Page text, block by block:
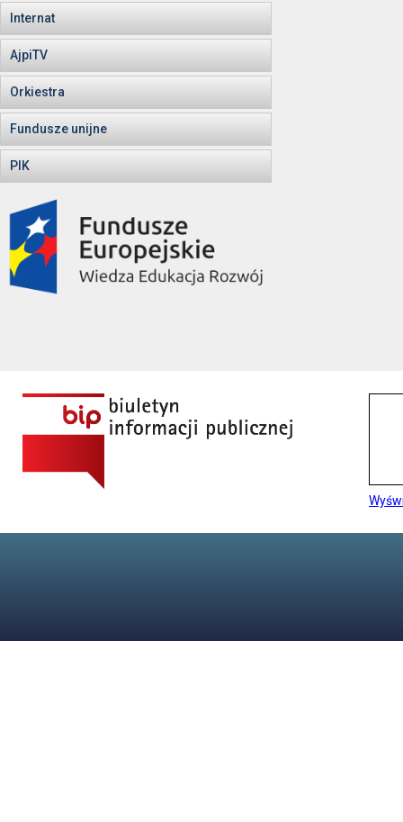
Internat
AjpiTV
Orkiestra
Fundusze unijne
PIK